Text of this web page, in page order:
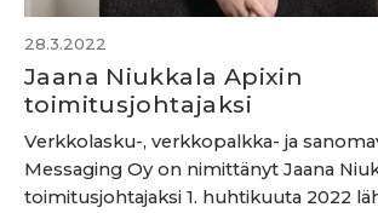
28.3.2022
Jaana Niukkala Apixin
toimitusjohtajaksi
Verkkolasku-, verkkopalkka- ja
Messaging Oy on nimittänyt Jaana
toimitusjohtajaksi 1. huhtikuuta 2022